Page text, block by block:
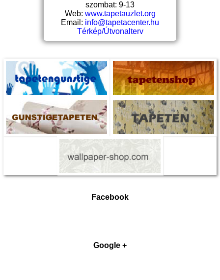
szombat: 9-13
Web: www.tapetauzlet.org
Email: info@tapetacenter.hu
Térkép/Útvonalterv
Facebook
Google +